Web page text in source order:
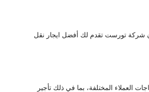
شركة تورست تقدم لك أفضل ايجار نقل
العملاء المختلفة، بما في ذلك تأجير